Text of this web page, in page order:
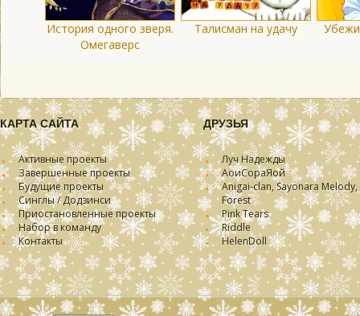
История одного зверя.
Омегаверс
Талисман на удачу
КАРТА САЙТА
Активные проекты
Завершенные проекты
Будущие проекты
Синглы / Додзинси
Приостановленные проекты
Набор в команду
Контакты
ДРУЗЬЯ
Луч Надежды
АоиСораЯой
Anigai-clan, Sayonara Melody,
Forest
Pink Tears
Riddle
HelenDoll